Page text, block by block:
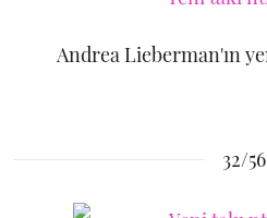
Andrea Lieberman'ın
32/56